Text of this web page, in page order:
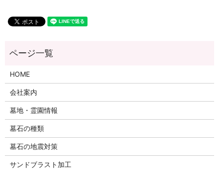
HOME
会社案内
墓地・霊園情報
墓石の種類
墓石の地震対策
サンドブラスト加工